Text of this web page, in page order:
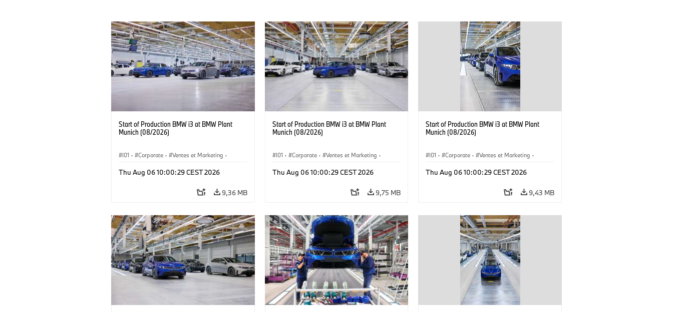
Start of Production BMW i3 at BMW Plant
Munich (08/2026)
I01 · Corporate · Ventes et Marketing ·
Thu Aug 06 10:00:29 CEST 2026
9,36 MB
Start of Production BMW i3 at BMW Plant
Munich (08/2026)
I01 · Corporate · Ventes et Marketing ·
Thu Aug 06 10:00:29 CEST 2026
9,75 MB
Start of Production BMW i3 at BMW Plant
Munich (08/2026)
I01 · Corporate · Ventes et Marketing ·
Thu Aug 06 10:00:29 CEST 2026
9,43 MB